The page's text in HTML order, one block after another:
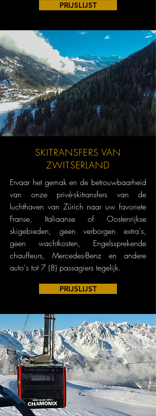
PRIJSLIJST
SKITRANSFERS VAN
ZWITSERLAND
Ervaar het gemak en de betrouwbaarheid
van onze privé-skitransfers van de
luchthaven van Zürich naar uw favoriete
Franse, Italiaanse of Oostenrijkse
skigebieden, geen verborgen extra's,
geen wachtkosten, Engelssprekende
chauffeurs, Mercedes-Benz en andere
auto's tot 7 (8) passagiers tegelijk.
PRIJSLIJST